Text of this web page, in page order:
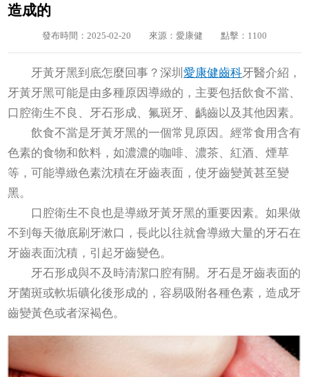
造成的
發布時間：2025-02-20 來源：愛康健 點擊：1100
牙黃牙黑到底怎麼回事？深圳愛康健齒科牙醫介紹，
牙黃牙黑可能是由多種原因導緻的，主要包括飲食不當、
口腔衛生不良、牙石形成、氟斑牙、齲齒以及其他因素‌。
‌飲食不當‌是牙黃牙黑的一個常見原因。經常食用含有
色素的食物和飲料，如濃濃的咖啡、濃茶、紅酒、煙草
等，可能導緻色素沈積在牙齒表面，使牙齒變黃甚至變
黑‌。
‌口腔衛生不良‌也是導緻牙黃牙黑的重要因素。如果做
不到每天徹底刷牙漱口，長此以往就會導緻大量的牙石在
牙齒表面沈積，引起牙齒變色‌。
‌牙石形成‌與不及時清潔口腔有關。牙石是牙齒表面的
牙菌斑或軟垢礦化後形成的，容易吸附各種色素，造成牙
齒變黃色或者深褐色‌。